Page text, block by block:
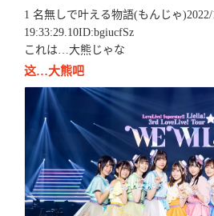
1 名無しで叶える物語(もんじゃ)2022/
19:33:29.10ID:bgiucfSz
これは…大熊じゃな
这…大熊吧